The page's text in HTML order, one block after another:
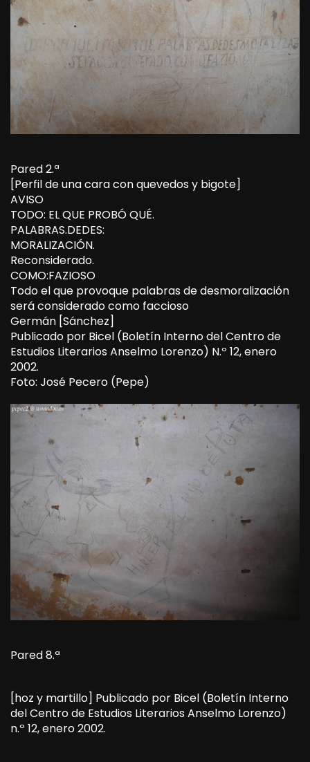
Pared 2.ª
[Perfil de una cara con quevedos y bigote]
AVISO
TODO: EL QUE PROBÓ QUÉ.
PALABRAS.DEDES:
MORALIZACIÓN.
Reconsiderado.
COMO:FAZIOSO
Todo el que provoque palabras de desmoralización
será considerado como faccioso
Germán [Sánchez]
Publicado por Bicel (Boletín Interno del Centro de
Estudios Literarios Anselmo Lorenzo) N.º 12, enero
2002.
Foto: José Pecero (Pepe)
Pared 8.ª
[hoz y martillo] Publicado por Bicel (Boletín Interno
del Centro de Estudios Literarios Anselmo Lorenzo)
n.º 12, enero 2002.